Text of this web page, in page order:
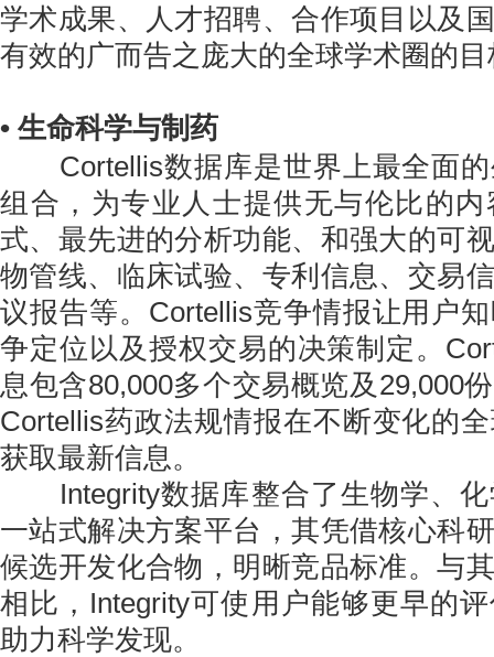
学术成果、人才招聘、合作项目以及
有效的广而告之庞大的全球学术圈的
• 生命科学与制药
Cortellis数据库是世界上最全面的
组合，为专业人士提供无与伦比的
式、最先进的分析功能、和强大的可
物管线、临床试验、专利信息、交易
议报告等。Cortellis竞争情报让用户
争定位以及授权交易的决策制定。
息包含80,000多个交易概览及29,000
Cortellis药政法规情报在不断变化的
获取最新信息。
Integrity数据库整合了生物学、化
一站式解决方案平台，其凭借核心科
候选开发化合物，明晰竞品标准。与
相比，Integrity可使用户能够更早的
助力科学发现。